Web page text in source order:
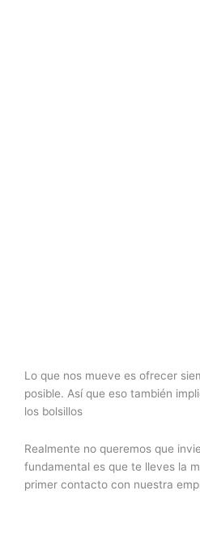
Lo que nos mueve es ofrecer
posible. Así que eso también
los bolsillos
Realmente no queremos que
fundamental es que te lleves la
primer contacto con nuestra